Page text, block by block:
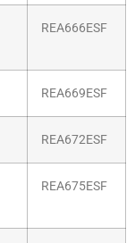
REA666ESF
REA669ESF
REA672ESF
REA675ESF